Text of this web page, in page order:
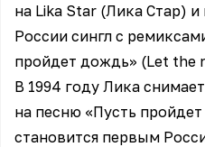
на Lika Star (Лика Стар)
России сингл с
пройдет дождь» (Let the
В 1994 году Лика
на песню «Пусть
становится первым